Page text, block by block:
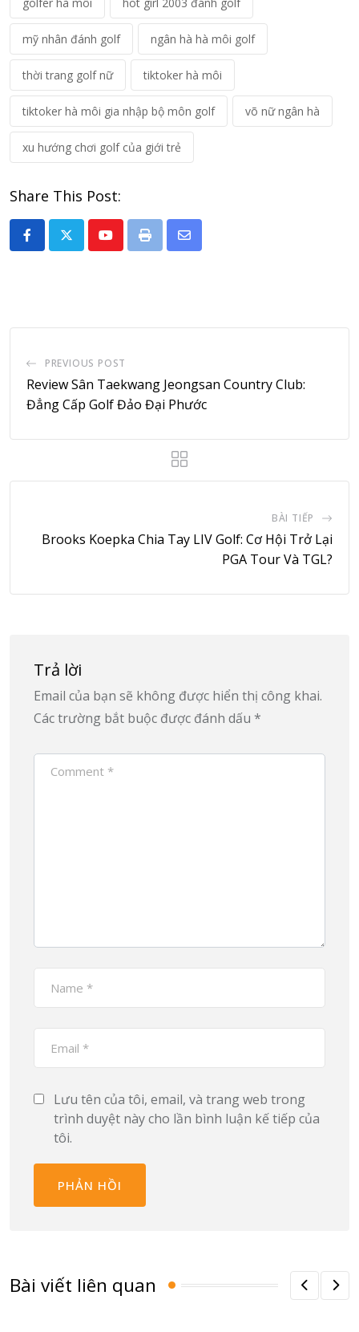
mỹ nhân đánh golf ngân hà hà môi golf
thời trang golf nữ tiktoker hà môi
tiktoker hà môi gia nhập bộ môn golf võ nữ ngân hà
xu hướng chơi golf của giới trẻ
Share This Post:
YoutubePrint
Share
PREVIOUS POST
Review Sân Taekwang Jeongsan Country Club:
Đẳng Cấp Golf Đảo Đại Phước
BÀI TIẾP
Brooks Koepka Chia Tay LIV Golf: Cơ Hội Trở Lại
PGA Tour Và TGL?
Trả lời
Email của bạn sẽ không được hiển thị công khai.
Các trường bắt buộc được đánh dấu *
Lưu tên của tôi, email, và trang web trong
trình duyệt này cho lần bình luận kế tiếp của
tôi.
Bài viết liên quan